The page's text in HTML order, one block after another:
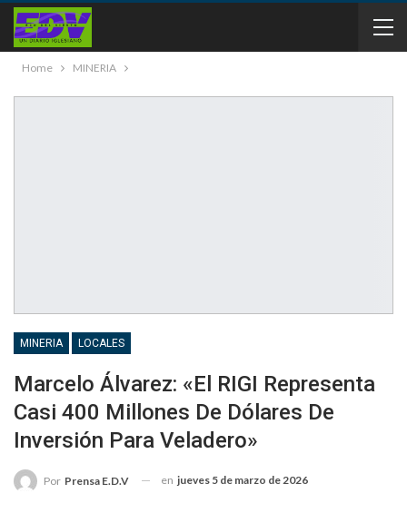
Home MINERIA
MINERIA LOCALES
Marcelo Álvarez: «El RIGI Representa
Casi 400 Millones De Dólares De
Inversión Para Veladero»
Por Prensa E.D.V en jueves 5 de marzo de 2026